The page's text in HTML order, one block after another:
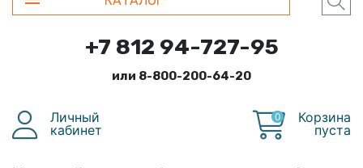
+7 812 94-727-95
или 8-800-200-64-20
Личный
кабинет
0
Корзина
пуста